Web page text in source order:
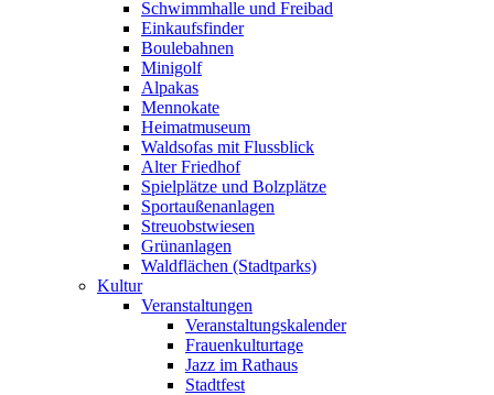
Schwimmhalle und Freibad
Einkaufsfinder
Boulebahnen
Minigolf
Alpakas
Mennokate
Heimatmuseum
Waldsofas mit Flussblick
Alter Friedhof
Spielplätze und Bolzplätze
Sportaußenanlagen
Streuobstwiesen
Grünanlagen
Waldflächen (Stadtparks)
Kultur
Veranstaltungen
Veranstaltungs­kalender
Frauenkulturtage
Jazz im Rathaus
Stadtfest